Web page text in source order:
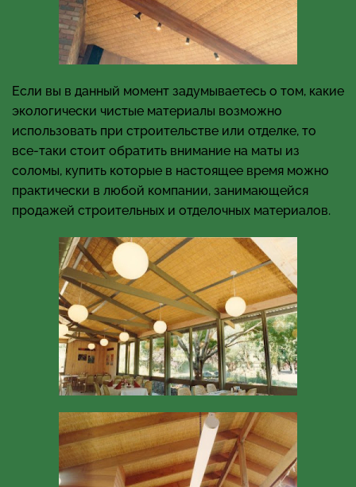
Если вы в данный момент задумываетесь о том, какие
экологически чистые материалы возможно
использовать при строительстве или отделке, то
все-таки стоит обратить внимание на маты из
соломы, купить которые в настоящее время можно
практически в любой компании, занимающейся
продажей строительных и отделочных материалов.